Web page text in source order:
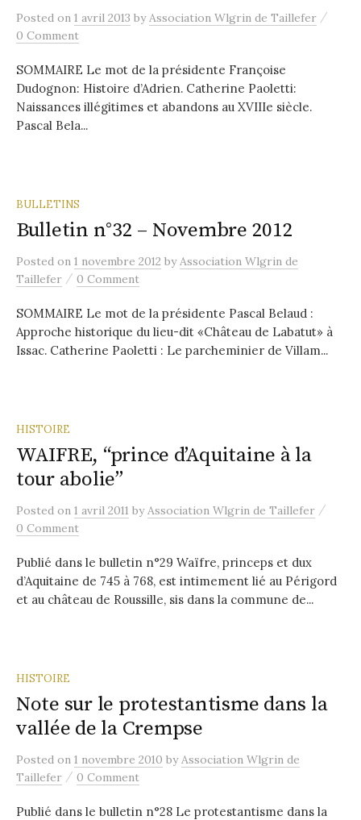
Posted on 1 avril 2013 byAssociation Wlgrin de Taillefer /
0 Comment
SOMMAIRE Le mot de la présidente Françoise
Dudognon: Histoire d’Adrien. Catherine Paoletti:
Naissances illégitimes et abandons au XVIIIe siècle.
Pascal Bela...
BULLETINS
Bulletin n°32 – Novembre 2012
Posted on 1 novembre 2012 byAssociation Wlgrin de
Taillefer / 0 Comment
SOMMAIRE Le mot de la présidente Pascal Belaud :
Approche historique du lieu-dit «Château de Labatut» à
Issac. Catherine Paoletti : Le parcheminier de Villam...
HISTOIRE
WAIFRE, “prince d’Aquitaine à la
tour abolie”
Posted on 1 avril 2011 byAssociation Wlgrin de Taillefer /
0 Comment
Publié dans le bulletin n°29 Waïfre, princeps et dux
d’Aquitaine de 745 à 768, est intimement lié au Périgord
et au château de Roussille, sis dans la commune de...
HISTOIRE
Note sur le protestantisme dans la
vallée de la Crempse
Posted on 1 novembre 2010 byAssociation Wlgrin de
Taillefer / 0 Comment
Publié dans le bulletin n°28 Le protestantisme dans la